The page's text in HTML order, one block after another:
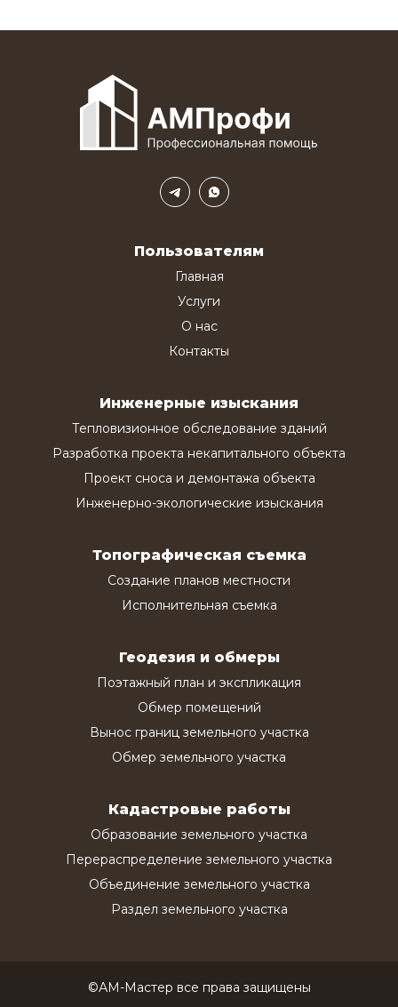
Пользователям
Главная
Услуги
О нас
Контакты
Инженерные изыскания
Тепловизионное обследование зданий
Разработка проекта некапитального объекта
Проект сноса и демонтажа объекта
Инженерно-экологические изыскания
Топографическая съемка
Создание планов местности
Исполнительная съемка
Геодезия и обмеры
Поэтажный план и экспликация
Обмер помещений
Вынос границ земельного участка
Обмер земельного участка
Кадастровые работы
Образование земельного участка
Перераспределение земельного участка
Объединение земельного участка
Раздел земельного участка
©АМ-Мастер все права защищены